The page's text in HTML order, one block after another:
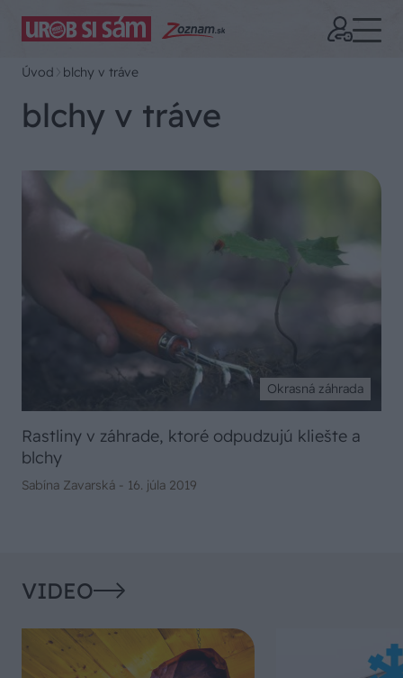
Úvod blchy v tráve
blchy v tráve
Okrasná záhrada
Rastliny v záhrade, ktoré odpudzujú kliešte a
blchy
Sabína Zavarská - 16. júla 2019
VIDEO